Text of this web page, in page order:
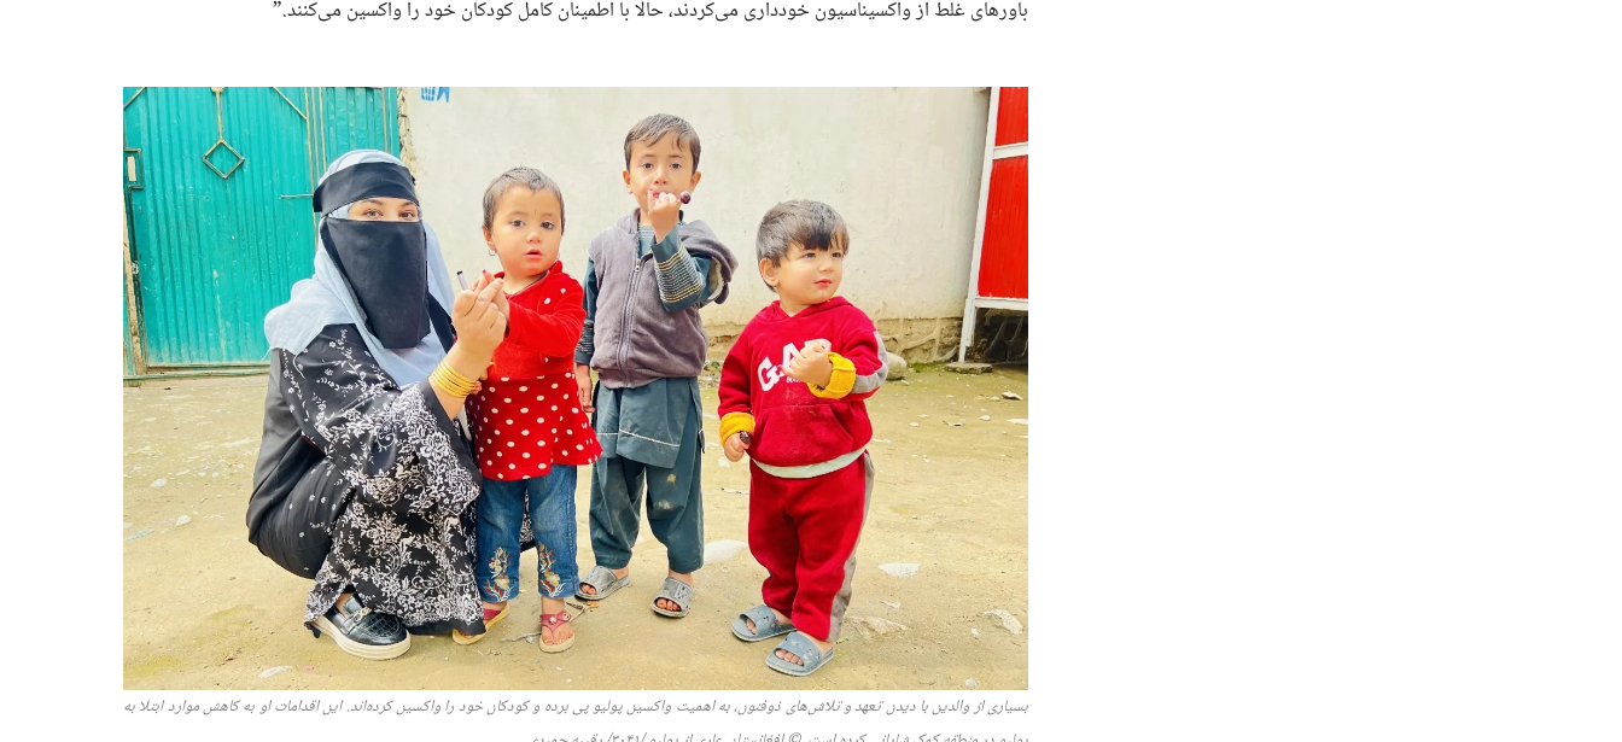
باورهای غلط از واکسیناسیون خودداری می‌کردند، حالا با اطمینان کامل کودکان خود را واکسین می‌کنند.”
بسیاری از والدین با دیدن تعهد و تلاش‌های ذوفنون، به اهمیت واکسین پولیو پی برده و کودکان خود را واکسین کرده‌اند. این اقدامات او به کاهش موارد ابتلا به